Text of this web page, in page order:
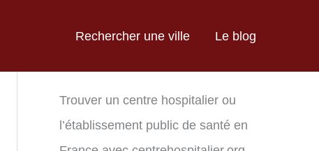
Rechercher une ville Le blog
Trouver un centre hospitalier ou
l’établissement public de santé en